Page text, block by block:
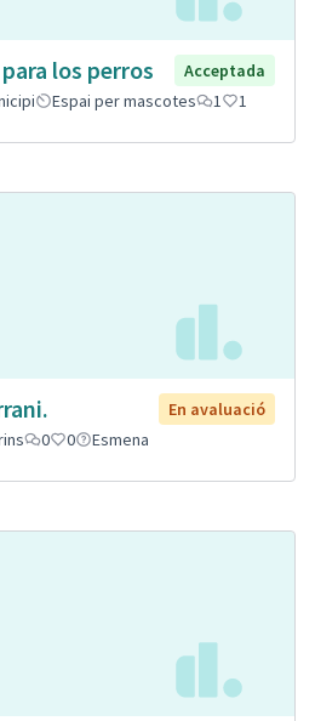
los perros
Acceptada
Espai per mascotes 1 1
En avaluació
0 0 Esmena